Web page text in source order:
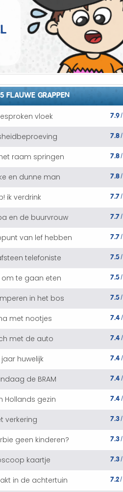
FLAUWE GRAPPEN
vloek 7.9
7.8
raam springen 7.8
en dunne man 7.8
ik verdrink 7.7
en de buurvrouw 7.7
van lef hebben 7.7
telefoniste 7.5
om te gaan eten 7.5
in het bos 7.5
met nootjes 7.4
met de auto 7.4
huwelijk 7.4
de BRAM 7.4
Hollands gezin 7.4
verkering 7.3
geen kinderen? 7.3
kaartje 7.3
in de achtertuin 7.2/